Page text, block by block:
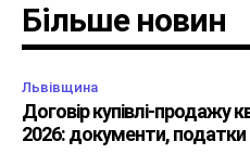
Більше новин
Львівщина
Договір купівлі-продажу
2026: документи, податки